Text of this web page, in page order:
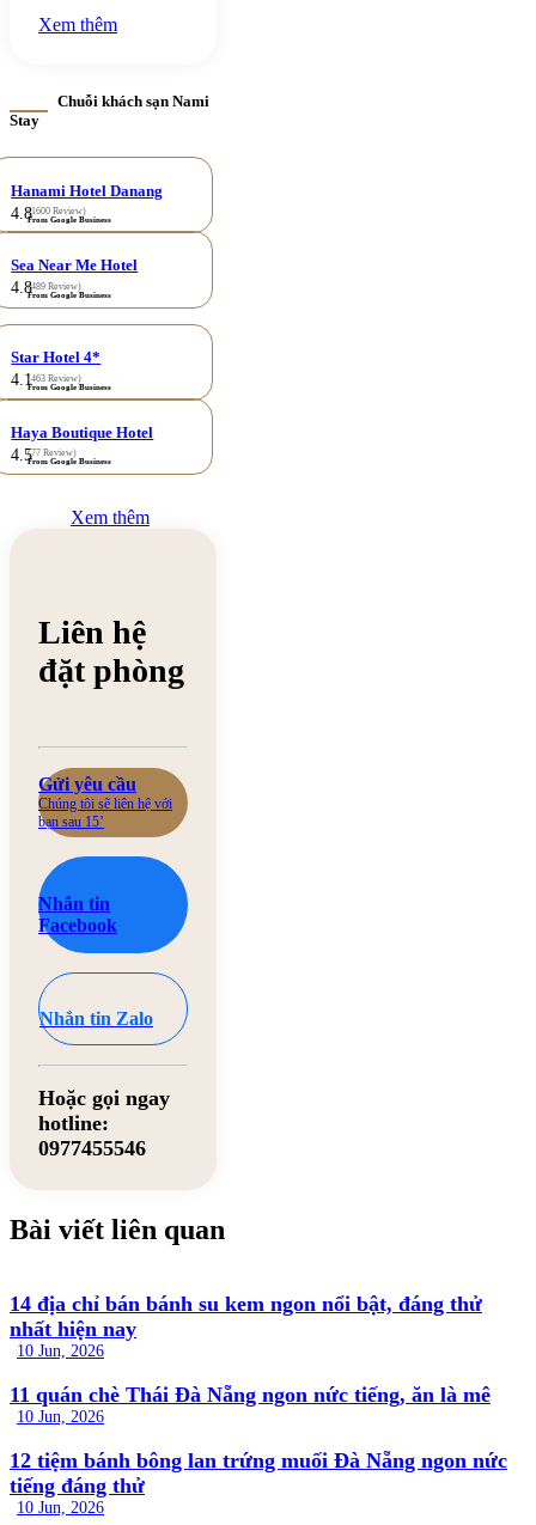
Xem thêm
Chuỗi khách sạn Nami
Stay
Hanami Hotel Danang
4.8(1600 Review)
From Google Business
Sea Near Me Hotel
4.8(489 Review)
From Google Business
Star Hotel 4*
4.1(463 Review)
From Google Business
Haya Boutique Hotel
4.5(77 Review)
From Google Business
Xem thêm
Liên hệ
đặt phòng
Gửi yêu cầu
Chúng tôi sẽ liên hệ với
bạn sau 15’
Nhắn tin
Facebook
Nhắn tin Zalo
Hoặc gọi ngay
hotline:
0977455546
Bài viết liên quan
14 địa chỉ bán bánh su kem ngon nổi bật, đáng thử
nhất hiện nay
10 Jun, 2026
11 quán chè Thái Đà Nẵng ngon nức tiếng, ăn là mê
10 Jun, 2026
12 tiệm bánh bông lan trứng muối Đà Nẵng ngon nức
tiếng đáng thử
10 Jun, 2026